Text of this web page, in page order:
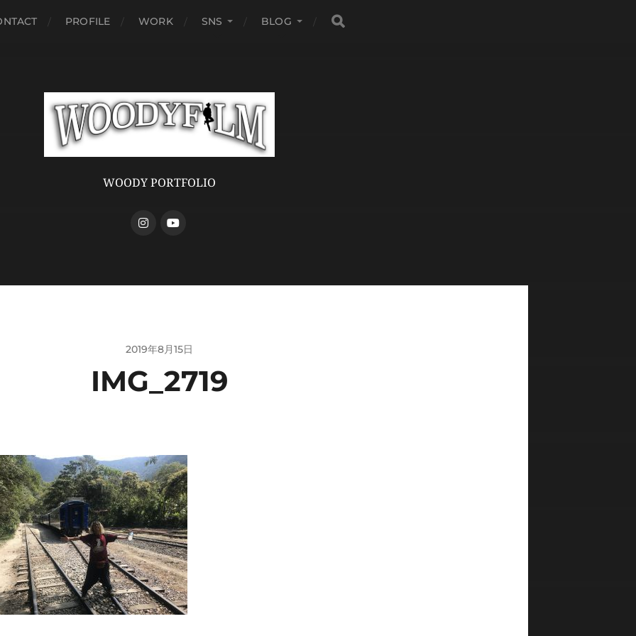
PROFILE WORK SNS BLOG
WOODY PORTFOLIO
2019年8月15日
IMG_2719